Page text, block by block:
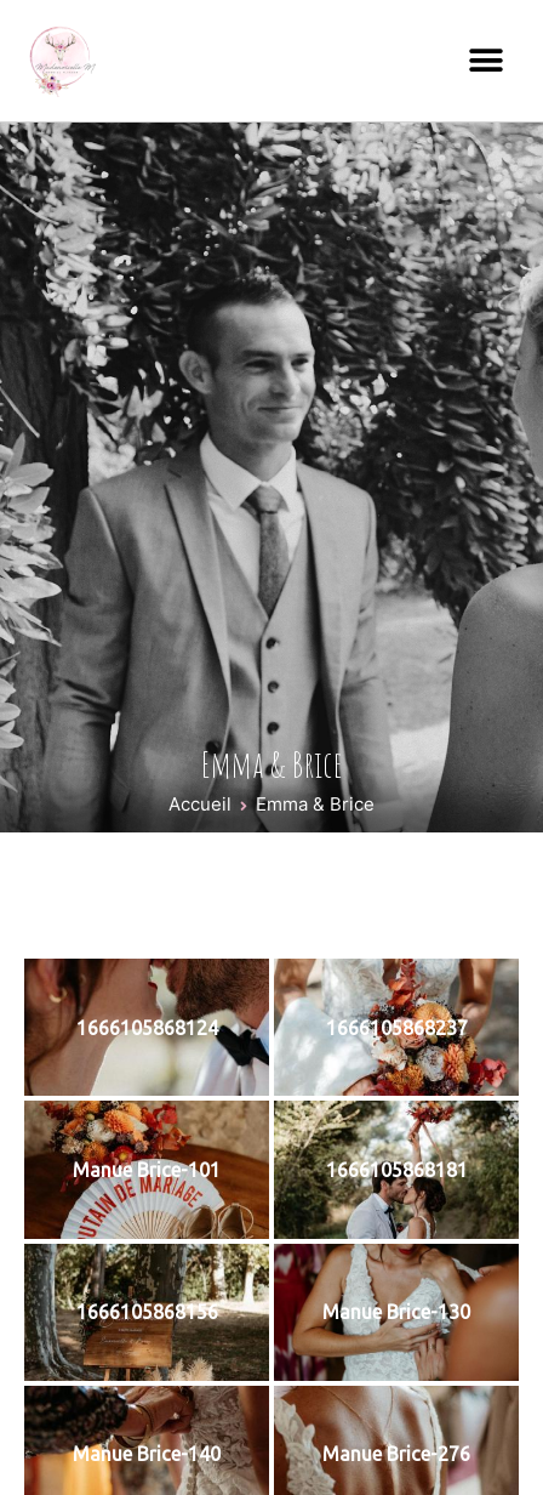
Emma & Brice
Accueil Emma & Brice
1666105868124 1666105868237
Manue Brice-101 1666105868181
1666105868156 Manue Brice-130
Manue Brice-140 Manue Brice-276